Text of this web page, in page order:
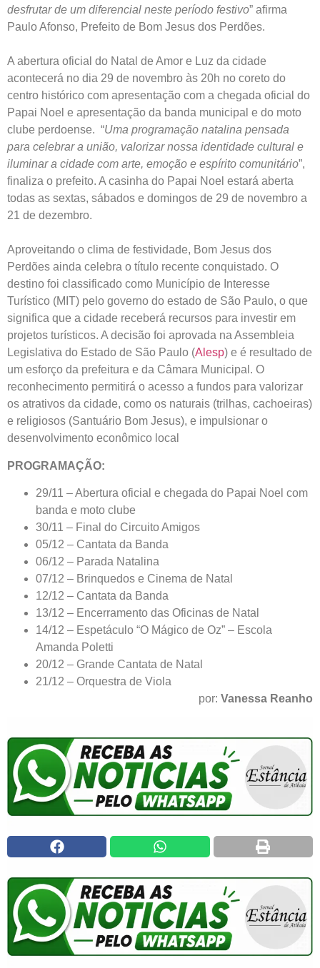
desfrutar de um diferencial neste período festivo” afirma
Paulo Afonso, Prefeito de Bom Jesus dos Perdões.
A abertura oficial do Natal de Amor e Luz da cidade
acontecerá no dia 29 de novembro às 20h no coreto do
centro histórico com apresentação com a chegada oficial do
Papai Noel e apresentação da banda municipal e do moto
clube perdoense. “Uma programação natalina pensada
para celebrar a união, valorizar nossa identidade cultural e
iluminar a cidade com arte, emoção e espírito comunitário”,
finaliza o prefeito. A casinha do Papai Noel estará aberta
todas as sextas, sábados e domingos de 29 de novembro a
21 de dezembro.
Aproveitando o clima de festividade, Bom Jesus dos
Perdões ainda celebra o título recente conquistado. O
destino foi classificado como Município de Interesse
Turístico (MIT) pelo governo do estado de São Paulo, o que
significa que a cidade receberá recursos para investir em
projetos turísticos. A decisão foi aprovada na Assembleia
Legislativa do Estado de São Paulo (Alesp) e é resultado de
um esforço da prefeitura e da Câmara Municipal. O
reconhecimento permitirá o acesso a fundos para valorizar
os atrativos da cidade, como os naturais (trilhas, cachoeiras)
e religiosos (Santuário Bom Jesus), e impulsionar o
desenvolvimento econômico local
PROGRAMAÇÃO:
29/11 – Abertura oficial e chegada do Papai Noel com
banda e moto clube
30/11 – Final do Circuito Amigos
05/12 – Cantata da Banda
06/12 – Parada Natalina
07/12 – Brinquedos e Cinema de Natal
12/12 – Cantata da Banda
13/12 – Encerramento das Oficinas de Natal
14/12 – Espetáculo “O Mágico de Oz” – Escola
Amanda Poletti
20/12 – Grande Cantata de Natal
21/12 – Orquestra de Viola
por: Vanessa Reanho